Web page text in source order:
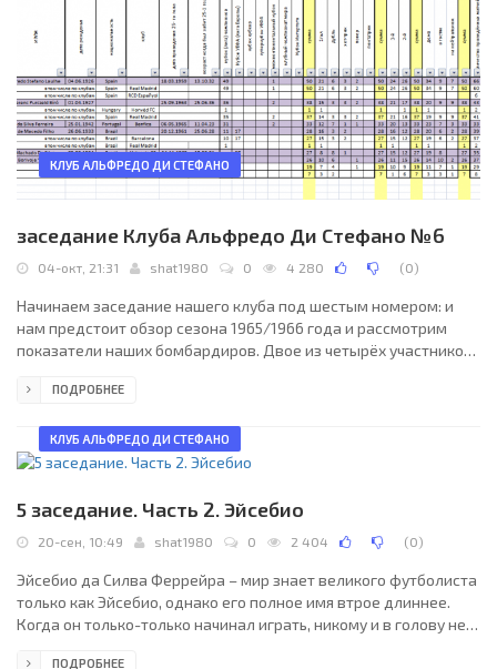
повезло другому действующему игроку клуба – бразильцу
Валдо. Забив те же
КЛУБ АЛЬФРЕДО ДИ СТЕФАНО
заседание Клуба Альфредо Ди Стефано №6
04-окт, 21:31 shat1980 0 4 280 (0)
Начинаем заседание нашего клуба под шестым номером: и
нам предстоит обзор сезона 1965/1966 года и рассмотрим
показатели наших бомбардиров. Двое из четырёх участников
сам Ди Стефано не забил, как и Боривое Костич. Более того,
Повесил свои бутсы на гвоздь и Ференц Пушкаш, но голы он
забивал, изрядно попортил настроение вратарям
ПОДРОБНЕЕ
КЛУБ АЛЬФРЕДО ДИ СТЕФАНО
5 заседание. Часть 2. Эйсебио
20-сен, 10:49 shat1980 0 2 404 (0)
Эйсебио да Силва Феррейра – мир знает великого футболиста
только как Эйсебио, однако его полное имя втрое длиннее.
Когда он только-только начинал играть, никому и в голову не
ПОДРОБНЕЕ